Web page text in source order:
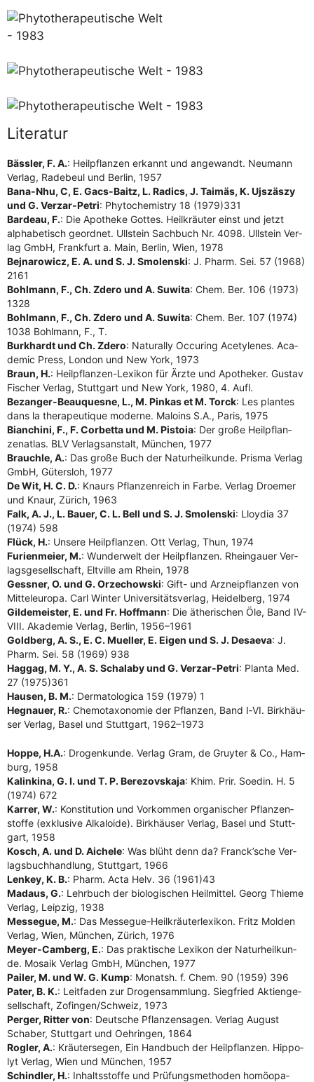
Literatur
Bäss­ler, F. A.: Heil­pflan­zen erkannt und ange­wandt. Neu­mann
Ver­lag, Rade­beul und Ber­lin, 1957
Bana-Nhu, C, E. Gacs-Baitz, L. Radics, J. Tai­mäs, K. Ujs­zäs­zy
und G. Ver­z­ar-Petri: Phy­to­che­mis­try 18 (1979)331
Bar­deau, F.: Die Apo­the­ke Got­tes. Heil­kräu­ter einst und jetzt
alpha­be­tisch geord­net. Ull­stein Sach­buch Nr. 4098. Ull­stein Ver­
lag GmbH, Frank­furt a. Main, Ber­lin, Wien, 1978
Bejn­a­rowicz, E. A. und S. J. Smo­len­ski: J. Pharm. Sei. 57 (1968)
2161
Bohl­mann, F., Ch. Zde­ro und A. Suwi­ta: Chem. Ber. 106 (1973)
1328
Bohl­mann, F., Ch. Zde­ro und A. Suwi­ta: Chem. Ber. 107 (1974)
1038 Bohl­mann, F., T.
Burk­hardt und Ch. Zde­ro: Natu­ral­ly Occu­ring Ace­tyle­nes. Aca­
de­mic Press, Lon­don und New York, 1973
Braun, H.: Heil­pflan­zen-Lexi­kon für Ärz­te und Apo­the­ker. Gus­tav
Fischer Ver­lag, Stutt­gart und New York, 1980, 4. Aufl.
Bezan­ger-Beau­ques­ne, L., M. Pin­kas et M. Torck: Les plan­tes
dans la the­ra­peu­tique moder­ne. Malo­ins S.A., Paris, 1975
Bian­chi­ni, F., F. Cor­bet­ta und M. Pis­toia: Der gro­ße Heil­pflan­
zen­at­las. BLV Ver­lags­an­stalt, Mün­chen, 1977
Brauch­le, A.: Das gro­ße Buch der Natur­heil­kun­de. Pris­ma Ver­lag
GmbH, Güters­loh, 1977
De Wit, H. C. D.: Knaurs Pflan­zen­reich in Far­be. Ver­lag Droe­mer
und Knaur, Zürich, 1963
Falk, A. J., L. Bau­er, C. L. Bell und S. J. Smo­len­ski: Lloy­dia 37
(1974) 598
Flück, H.: Unse­re Heil­pflan­zen. Ott Ver­lag, Thun, 1974
Furi­en­mei­er, M.: Wun­der­welt der Heil­pflan­zen. Rhein­gau­er Ver­
lags­ge­sell­schaft, Elt­ville am Rhein, 1978
Gess­ner, O. und G. Orz­echow­ski: Gift- und Arz­nei­pflan­zen von
Mit­tel­eu­ro­pa. Carl Win­ter Uni­ver­si­täts­ver­lag, Hei­del­berg, 1974
Gil­de­meis­ter, E. und Fr. Hoff­mann: Die äthe­ri­schen Öle, Band IV-
VIII. Aka­de­mie Ver­lag, Ber­lin, 1956–1961
Gold­berg, A. S., E. C. Muel­ler, E. Eigen und S. J. Desae­va: J.
Pharm. Sei. 58 (1969) 938
Hag­gag, M. Y., A. S. Schala­by und G. Ver­z­ar-Petri: Plan­ta Med.
27 (1975)361
Hau­sen, B. M.: Der­ma­to­lo­gi­ca 159 (1979) 1
Heg­nau­er, R.: Che­mo­ta­xo­no­mie der Pflan­zen, Band I‑VI. Birk­häu­
ser Ver­lag, Basel und Stutt­gart, 1962–1973
Hop­pe, H.A.: Dro­gen­kun­de. Ver­lag Gram, de Gruy­ter & Co., Ham­
burg, 1958
Kalin­ki­na, G. I. und T. P. Bere­zovs­ka­ja: Khim. Prir. Soedin. H. 5
(1974) 672
Kar­rer, W.: Kon­sti­tu­ti­on und Vor­kom­men orga­ni­scher Pflan­zen­
stof­fe (exklu­si­ve Alka­lo­ide). Birk­häu­ser Ver­lag, Basel und Stutt­
gart, 1958
Kosch, A. und D. Aiche­le: Was blüht denn da? Franck’sche Ver­
lags­buch­hand­lung, Stutt­gart, 1966
Len­key, K. B.: Pharm. Acta Helv. 36 (1961)43
Mad­aus, G.: Lehr­buch der bio­lo­gi­schen Heil­mit­tel. Georg Thie­me
Ver­lag, Leip­zig, 1938
Mes­se­gue, M.: Das Mes­se­gue-Heil­kräu­ter­le­xi­kon. Fritz Mol­den
Ver­lag, Wien, Mün­chen, Zürich, 1976
Mey­er-Cam­berg, E.: Das prak­ti­sche Lexi­kon der Natur­heil­kun­
de. Mosa­ik Ver­lag GmbH, Mün­chen, 1977
Pai­ler, M. und W. G. Kump: Monatsh. f. Chem. 90 (1959) 396
Pater, B. K.: Leit­fa­den zur Dro­gen­samm­lung. Sieg­fried Akti­en­ge­
sell­schaft, Zofingen/​Schweiz, 1973
Per­ger, Rit­ter von: Deut­sche Pflan­zen­sa­gen. Ver­lag August
Scha­ber, Stutt­gart und Oeh­rin­gen, 1864
Rog­ler, A.: Kräu­ter­se­gen, Ein Hand­buch der Heil­pflan­zen. Hip­po­
lyt Ver­lag, Wien und Mün­chen, 1957
Schind­ler, H.: Inhalts­stof­fe und Prü­fungs­me­tho­den homöo­pa­